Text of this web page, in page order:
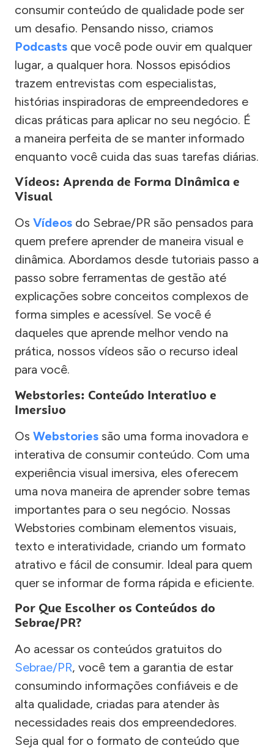
consumir conteúdo de qualidade pode ser
um desafio. Pensando nisso, criamos
Podcasts que você pode ouvir em qualquer
lugar, a qualquer hora. Nossos episódios
trazem entrevistas com especialistas,
histórias inspiradoras de empreendedores e
dicas práticas para aplicar no seu negócio. É
a maneira perfeita de se manter informado
enquanto você cuida das suas tarefas diárias.
Vídeos: Aprenda de Forma Dinâmica e
Visual
Os Vídeos do Sebrae/PR são pensados para
quem prefere aprender de maneira visual e
dinâmica. Abordamos desde tutoriais passo a
passo sobre ferramentas de gestão até
explicações sobre conceitos complexos de
forma simples e acessível. Se você é
daqueles que aprende melhor vendo na
prática, nossos vídeos são o recurso ideal
para você.
Webstories: Conteúdo Interativo e
Imersivo
Os Webstories são uma forma inovadora e
interativa de consumir conteúdo. Com uma
experiência visual imersiva, eles oferecem
uma nova maneira de aprender sobre temas
importantes para o seu negócio. Nossas
Webstories combinam elementos visuais,
texto e interatividade, criando um formato
atrativo e fácil de consumir. Ideal para quem
quer se informar de forma rápida e eficiente.
Por Que Escolher os Conteúdos do
Sebrae/PR?
Ao acessar os conteúdos gratuitos do
Sebrae/PR, você tem a garantia de estar
consumindo informações confiáveis e de
alta qualidade, criadas para atender às
necessidades reais dos empreendedores.
Seja qual for o formato de conteúdo que